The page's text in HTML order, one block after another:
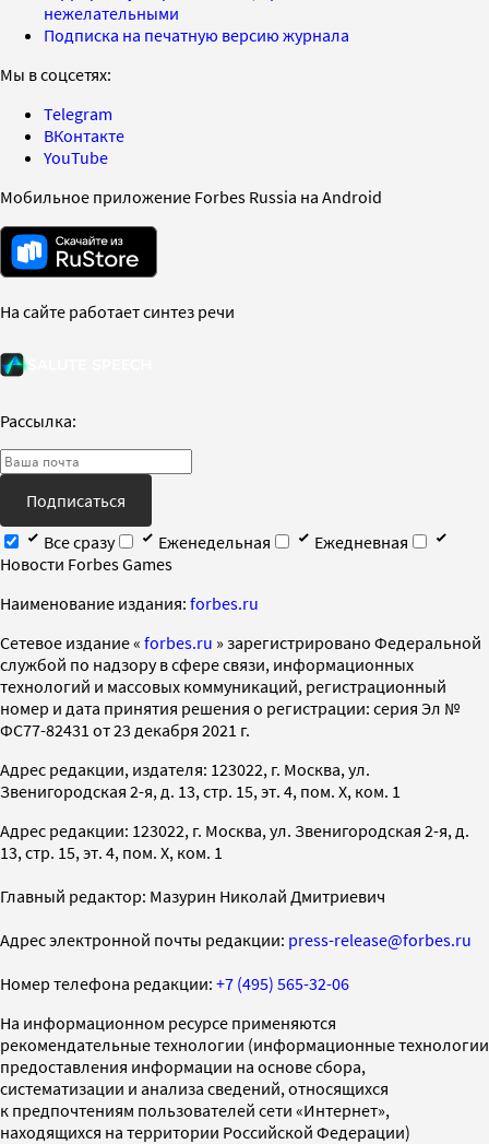
нежелательными
Подписка на печатную версию журнала
Мы в соцсетях:
Telegram
ВКонтакте
YouTube
Мобильное приложение Forbes Russia на Android
На сайте работает синтез речи
Рассылка:
Подписаться
Все сразу
Еженедельная
Ежедневная
Новости Forbes Games
Наименование издания: forbes.ru
Cетевое издание « forbes.ru » зарегистрировано Федеральной
службой по надзору в сфере связи, информационных
технологий и массовых коммуникаций, регистрационный
номер и дата принятия решения о регистрации: серия Эл №
ФС77-82431 от 23 декабря 2021 г.
Адрес редакции, издателя: 123022, г. Москва, ул.
Звенигородская 2-я, д. 13, стр. 15, эт. 4, пом. X, ком. 1
Адрес редакции: 123022, г. Москва, ул. Звенигородская 2-я, д.
13, стр. 15, эт. 4, пом. X, ком. 1
Главный редактор: Мазурин Николай Дмитриевич
Адрес электронной почты редакции: press-release@forbes.ru
Номер телефона редакции: +7 (495) 565-32-06
На информационном ресурсе применяются
рекомендательные технологии (информационные технологии
предоставления информации на основе сбора,
систематизации и анализа сведений, относящихся
к предпочтениям пользователей сети «Интернет»,
находящихся на территории Российской Федерации)